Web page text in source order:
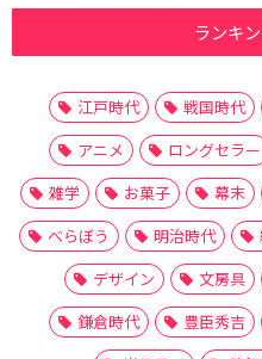
ランキ
江戸時代 戦国時代
アニメ
ロングセラー
雑学
お菓子 幕末
べらぼう
明治時代
デザイン
文房具
鎌倉時代
豊臣秀吉